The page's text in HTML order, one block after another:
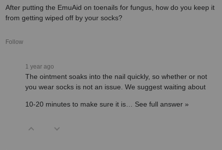
After putting the EmuAid on toenails for fungus, how do you keep it
from getting wiped off by your socks?
Follow
1 year ago
The ointment soaks into the nail quickly, so whether or not
you wear socks is not an issue. We suggest waiting about
10-20 minutes to make sure it is… See full answer »